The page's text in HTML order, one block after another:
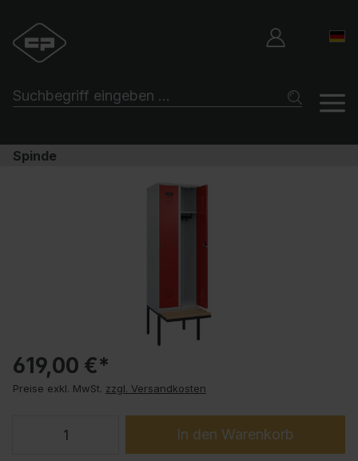
Spinde
619,00 €*
Preise exkl. MwSt. zzgl. Versandkosten
In den Warenkorb